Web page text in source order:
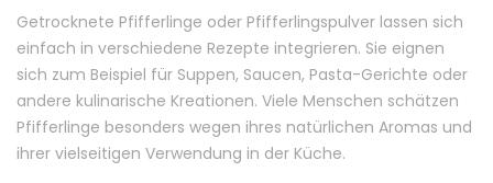
Getrocknete Pfifferlinge oder Pfifferlingspulver lassen sich
einfach in verschiedene Rezepte integrieren. Sie eignen
sich zum Beispiel für Suppen, Saucen, Pasta-Gerichte oder
andere kulinarische Kreationen. Viele Menschen schätzen
Pfifferlinge besonders wegen ihres natürlichen Aromas und
ihrer vielseitigen Verwendung in der Küche.